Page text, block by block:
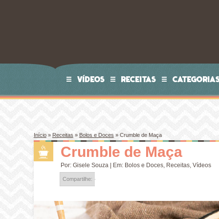
VÍDEOS RECEITAS
Início» Receitas» Bolos e Doces»Crumble de Maça
Crumble de Maça
Por: Gisele Souza| Em: Bolos e Doces, Receitas, Vídeos
Compartilhe: